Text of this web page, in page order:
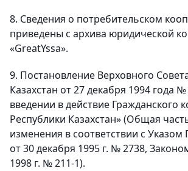
8. Сведения о потребительском
приведены с архива юридической
«GreatYssa».
9. Постановление Верховного
Казахстан от 27 декабря 1994 года
введении в действие Гражданского
Республики Казахстан» (Общая
изменения в соответствии с Указом
от 30 декабря 1995 г. № 2738,
1998 г. № 211-1).